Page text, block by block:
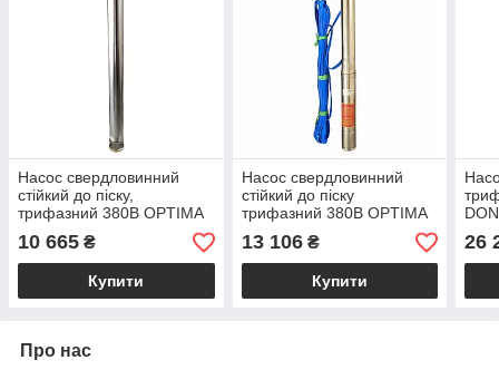
Насос свердловинний
стійкий до піску,
трифазний 380В OPTIMA
4SD 4/14 (1,1 кВт, напір 62
м, 4,4 мᶟ/год)
10 665 ₴
Купити
Насос свердловинний
стійкий до піску
трифазний 380В OPTIMA
4SD 6/16 (1,5 кВт, напір 88
м, 9,6 мᶟ/год)
13 106₴
Купити
м,
26
Про нас